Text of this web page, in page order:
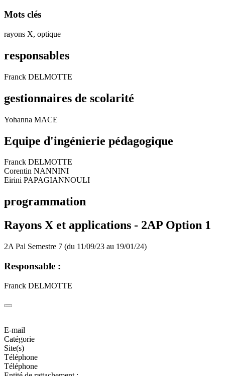
Mots clés
rayons X, optique
responsables
Franck DELMOTTE
gestionnaires de scolarité
Yohanna MACE
Equipe d'ingénierie pédagogique
Franck DELMOTTE
Corentin NANNINI
Eirini PAPAGIANNOULI
programmation
Rayons X et applications - 2AP Option 1
2A Pal Semestre 7 (du 11/09/23 au 19/01/24)
Responsable :
Franck DELMOTTE
E-mail
Catégorie
Site(s)
Téléphone
Téléphone